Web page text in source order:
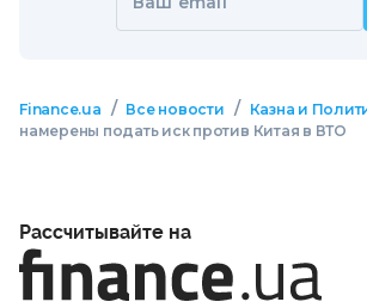
Finance.ua / Все новости / Казна и
намерены подать иск против Китая в ВТО
Рассчитывайте на